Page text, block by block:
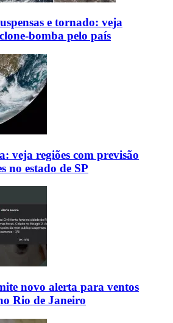
e tornado: veja
bomba pelo país
veja regiões com previsão
no estado de SP
novo alerta para ventos
Rio de Janeiro